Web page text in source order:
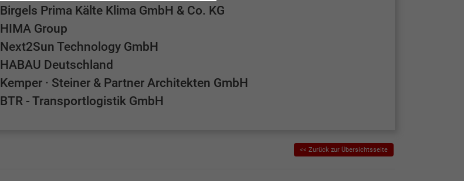
Birgels Prima Kälte Klima GmbH & Co. KG
HIMA Group
Next2Sun Technology GmbH
HABAU Deutschland
Kemper · Steiner & Partner Architekten GmbH
BTR - Transportlogistik GmbH
<< Zurück zur Übersichtsseite